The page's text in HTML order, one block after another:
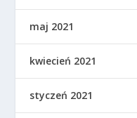
maj 2021
kwiecień 2021
styczeń 2021